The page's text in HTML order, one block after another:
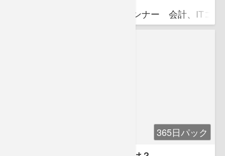
独立系ファイナンシャルプランナー 会計、IT
365日パック